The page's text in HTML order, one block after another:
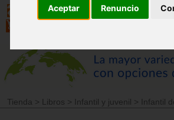
Aceptar Renuncio
Tienda > Libros > Infantil y juvenil > Infantil